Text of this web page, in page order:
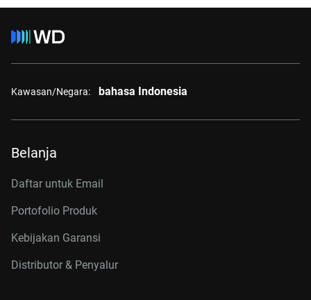
Kawasan/Negara: bahasa Indonesia
Belanja
Daftar untuk Email
Portofolio Produk
Kebijakan Garansi
Distributor & Penyalur